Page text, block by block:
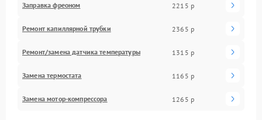
Заправка фреоном 2215 р
Ремонт капиллярной трубки 2365 р
Ремонт/замена датчика температуры 1315 р
Замена термостата 1165 р
Замена мотор-компрессора 1265 р